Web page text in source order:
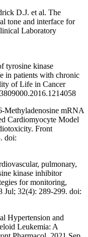
D.J. et al. The
tone and interface for
Laboratory
tyrosine kinase
in patients with chronic
of Life in Cancer
Methyladenosine mRNA
Cardiomyocyte Model
Front
doi:
pulmonary,
kinase inhibitor
for monitoring,
Jul; 32(4): 289-299. doi:
Hypertension and
Leukemia: A